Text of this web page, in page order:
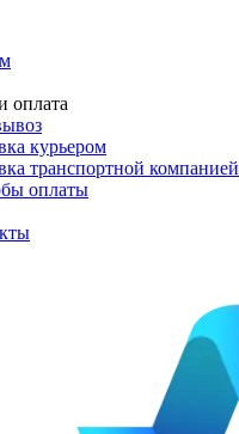
оплата
курьером
транспортной компанией
оплаты